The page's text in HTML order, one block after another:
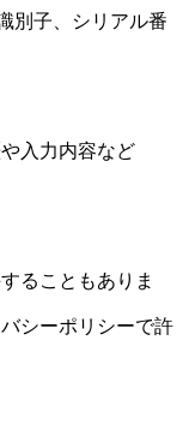
別子、シリアル番
入力内容など
ることもありま
シーポリシーで許